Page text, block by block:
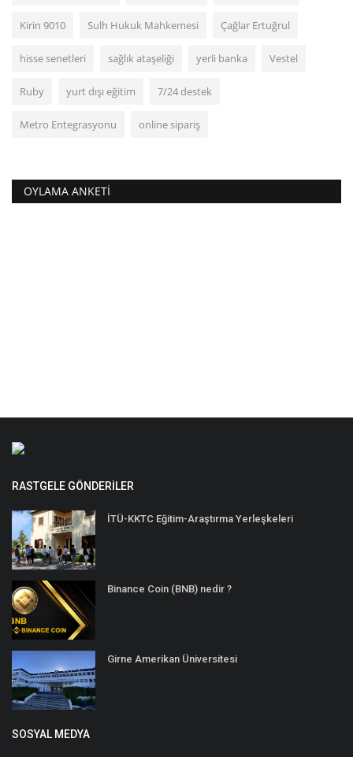
Kirin 9010 Sulh Hukuk Mahkemesi Çağlar Ertuğrul
hisse senetleri sağlık ataşeliği yerli banka Vestel
Ruby yurt dışı eğitim 7/24 destek
Metro Entegrasyonu online sipariş
OYLAMA ANKETI
RASTGELE GÖNDERILER
İTÜ-KKTC Eğitim-Araştırma Yerleşkeleri
Binance Coin (BNB) nedir ?
Girne Amerikan Üniversitesi
SOSYAL MEDYA